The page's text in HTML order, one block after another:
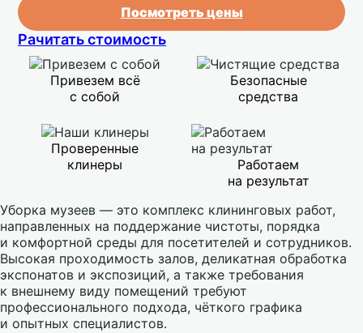
Посмотреть цены
Рачитать стоимость
Привезем всё
с собой
Безопасные
средства
Проверенные
клинеры
Работаем
на результат
Уборка музеев — это комплекс клининговых работ,
направленных на поддержание чистоты, порядка
и комфортной среды для посетителей и сотрудников.
Высокая проходимость залов, деликатная обработка
экспонатов и экспозиций, а также требования
к внешнему виду помещений требуют
профессионального подхода, чёткого графика
и опытных специалистов.